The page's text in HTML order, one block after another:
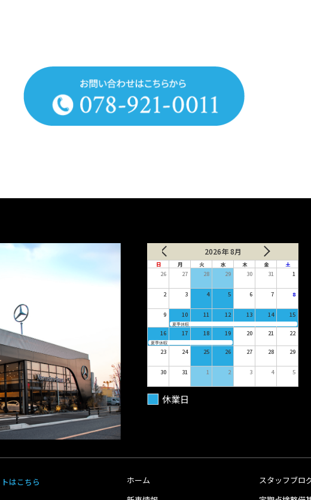
2026年 8月
日 月 火 水 木 金 土
26 27 28 29 30 31 1
2 3 4 5 6 7 8
9 10 11 12 13 14 15
夏季休暇
16 17 18 19 20 21 22
夏季休暇
23 24 25 26 27 28 29
30 31 1 2 3 4 5
休業日
はこちら
ホーム
スタッフブロ